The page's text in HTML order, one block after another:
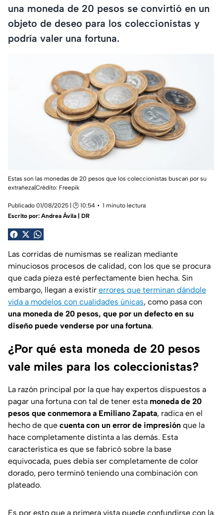
una moneda de 20 pesos se convirtió en un
objeto de deseo para los coleccionistas y
podría valer una fortuna.
Estas son las monedas de 20 pesos que los coleccionistas buscan por su
extrañeza|Crédito: Freepik
Publicado 01/08/2025 | 🕑 10:54
1 minuto lectura
Escrito por: Andrea Ávila | DR
Las corridas de numismas se realizan mediante
minuciosos procesos de calidad, con los que se procura
que cada pieza esté perfectamente bien hecha. Sin
embargo, llegan a existir errores que terminan dándole
vida a modelos con cualidades únicas, como pasa con
una moneda de 20 pesos, que por un defecto en su
diseño puede venderse por una fortuna.
¿Por qué esta moneda de 20 pesos
vale miles para los coleccionistas?
La razón principal por la que hay expertos dispuestos a
pagar una fortuna con tal de tener esta moneda de 20
pesos que conmemora a Emiliano Zapata, radica en el
hecho de que cuenta con un error de impresión que la
hace completamente distinta a las demás. Esta
característica es que se fabricó sobre la base
equivocada, pues debía ser completamente de color
dorado, pero terminó teniendo una combinación con
plateado.
Es por esto que a primera vista puede confundirse con la